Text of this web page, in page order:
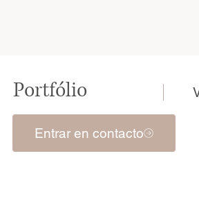
Portfólio
Entrar en contacto